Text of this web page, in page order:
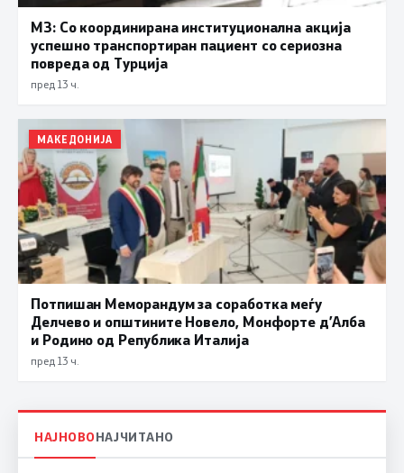
МЗ: Со координирана институционална акција
успешно транспортиран пациент со сериозна
повреда од Турција
пред 13 ч.
МАКЕДОНИЈА
Потпишан Меморандум за соработка меѓу
Делчево и општините Новело, Монфорте д’Алба
и Родино од Република Италија
пред 13 ч.
НАЈНОВОНАЈЧИТАНО